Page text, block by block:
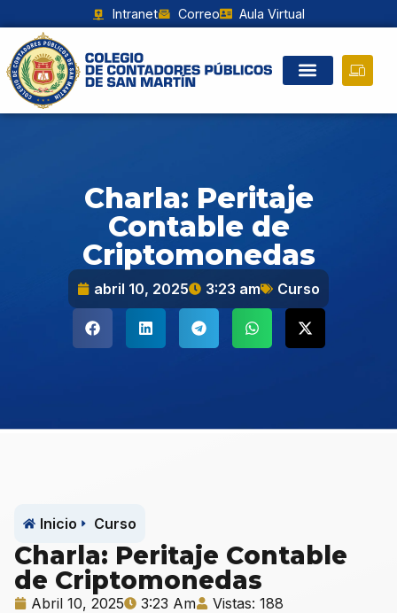
Intranet Correo Aula Virtual
Charla: Peritaje
Contable de
Criptomonedas
abril 10, 2025 3:23 am Curso
Inicio Curso
Charla: Peritaje Contable
de Criptomonedas
Abril 10, 2025 3:23 Am Vistas: 188